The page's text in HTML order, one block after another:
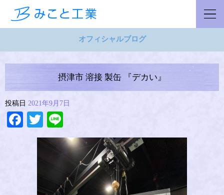
オフィシャルブログ
摂津市 溶接 製缶 『デカい』
投稿日 2021年9月7日
Facebook
Twitter